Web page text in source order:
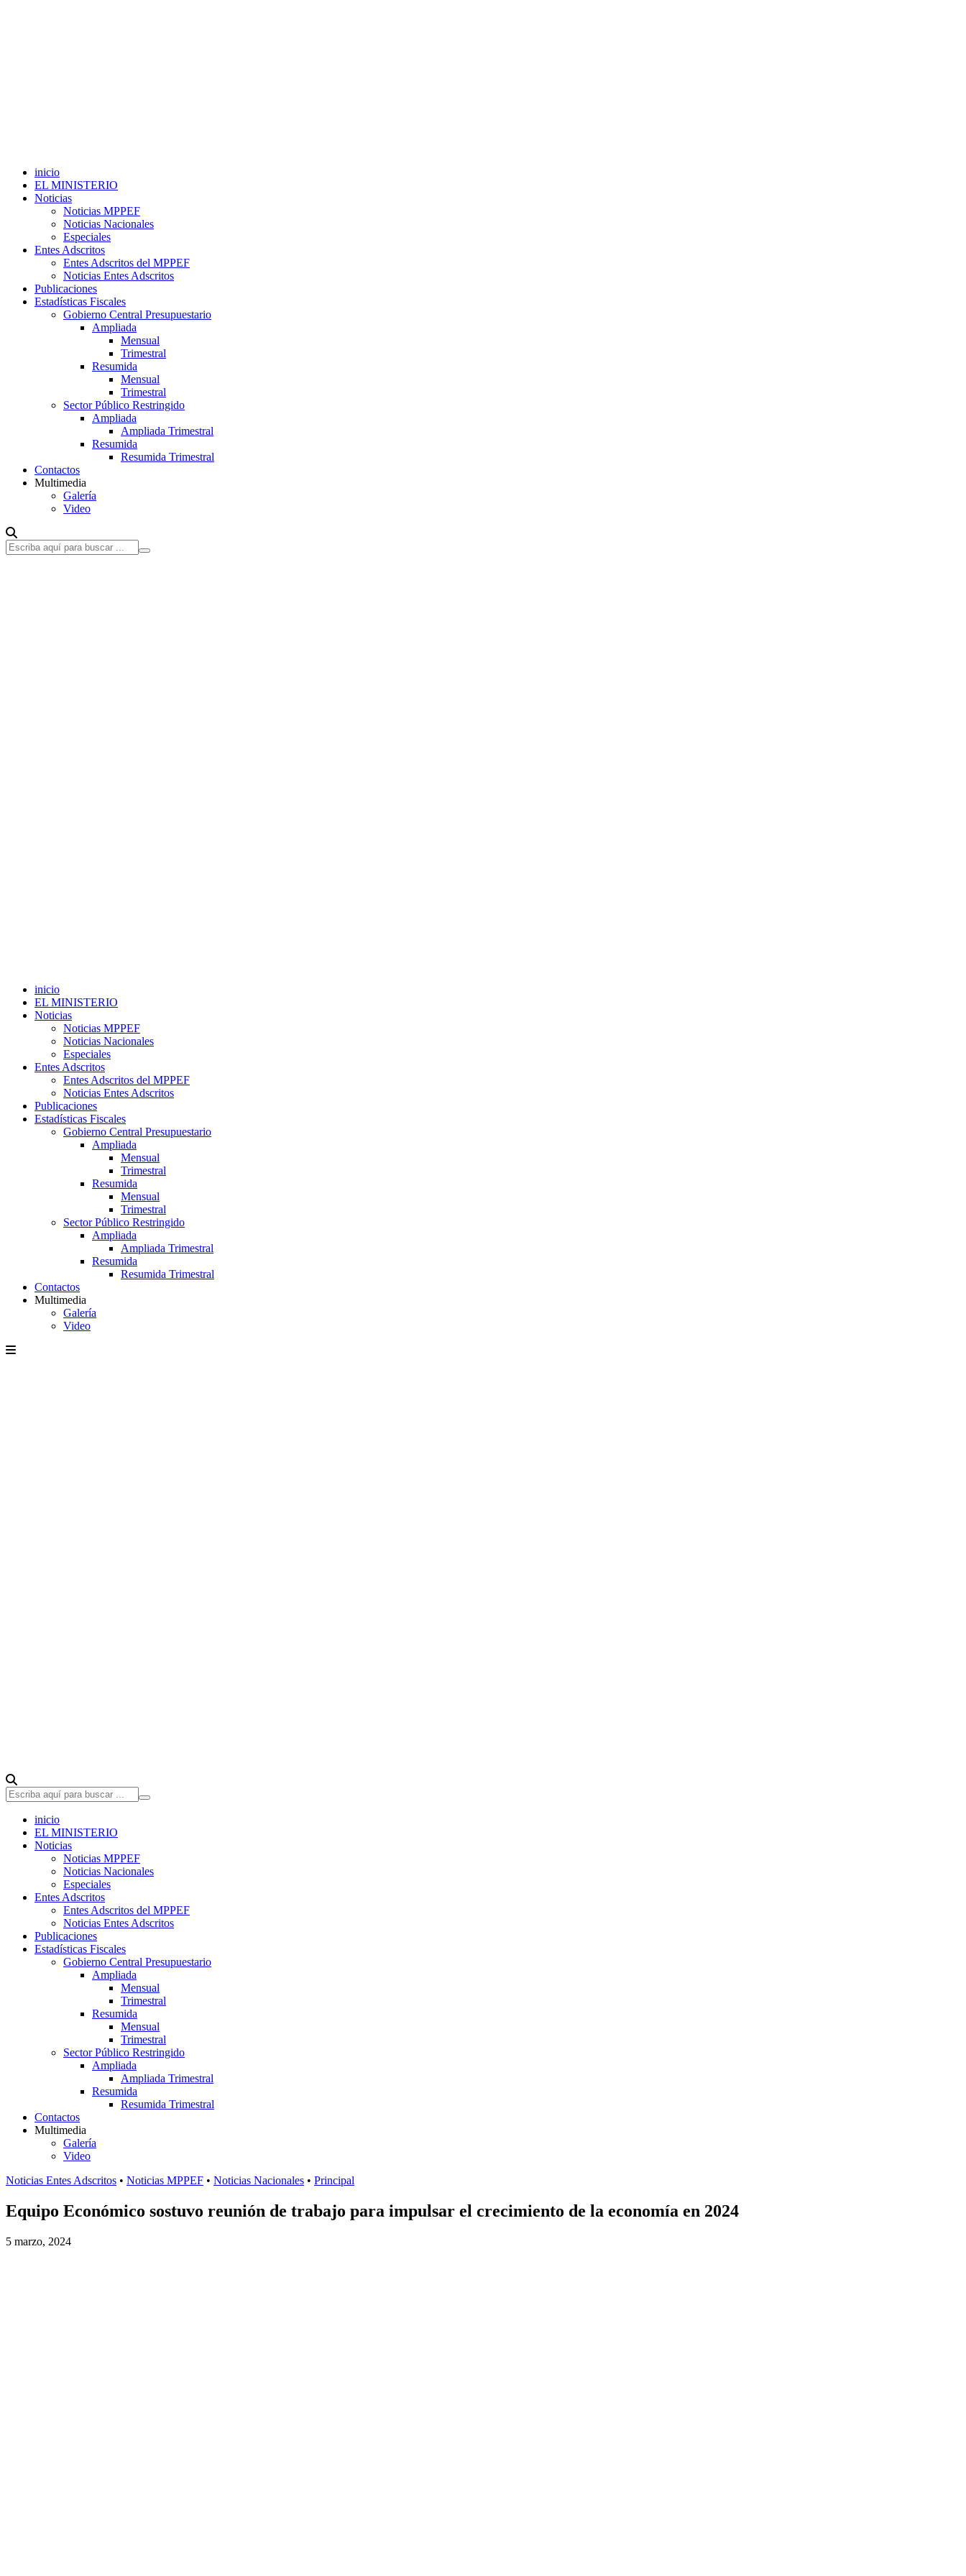
inicio
EL MINISTERIO
Noticias
Noticias MPPEF
Noticias Nacionales
Especiales
Entes Adscritos
Entes Adscritos del MPPEF
Noticias Entes Adscritos
Publicaciones
Estadísticas Fiscales
Gobierno Central Presupuestario
Ampliada
Mensual
Trimestral
Resumida
Mensual
Trimestral
Sector Público Restringido
Ampliada
Ampliada Trimestral
Resumida
Resumida Trimestral
Contactos
Multimedia
Galería
Video
inicio
EL MINISTERIO
Noticias
Noticias MPPEF
Noticias Nacionales
Especiales
Entes Adscritos
Entes Adscritos del MPPEF
Noticias Entes Adscritos
Publicaciones
Estadísticas Fiscales
Gobierno Central Presupuestario
Ampliada
Mensual
Trimestral
Resumida
Mensual
Trimestral
Sector Público Restringido
Ampliada
Ampliada Trimestral
Resumida
Resumida Trimestral
Contactos
Multimedia
Galería
Video
inicio
EL MINISTERIO
Noticias
Noticias MPPEF
Noticias Nacionales
Especiales
Entes Adscritos
Entes Adscritos del MPPEF
Noticias Entes Adscritos
Publicaciones
Estadísticas Fiscales
Gobierno Central Presupuestario
Ampliada
Mensual
Trimestral
Resumida
Mensual
Trimestral
Sector Público Restringido
Ampliada
Ampliada Trimestral
Resumida
Resumida Trimestral
Contactos
Multimedia
Galería
Video
Noticias Entes Adscritos • Noticias MPPEF • Noticias Nacionales • Principal
Equipo Económico sostuvo reunión de trabajo para impulsar el crecimiento de la economía en 2024
5 marzo, 2024